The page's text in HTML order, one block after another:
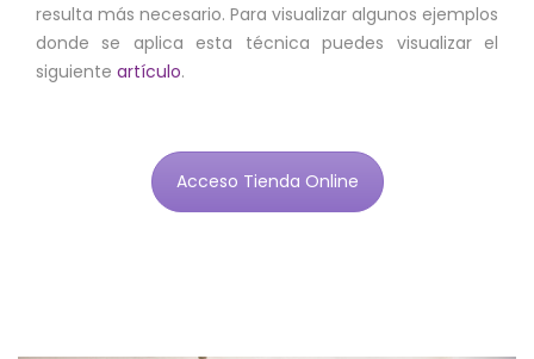
resulta más necesario. Para visualizar algunos ejemplos
donde se aplica esta técnica puedes visualizar el
siguiente artículo.
Acceso Tienda Online